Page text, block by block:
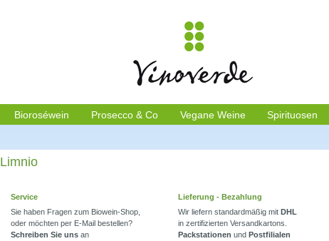
Bioroséwein Prosecco & Co Vegane Weine Spirituosen
Limnio
Service
Sie haben Fragen zum Biowein-Shop,
oder möchten per E-Mail bestellen?
Schreiben Sie uns an
Lieferung - Bezahlung
Wir liefern standardmäßig mit DHL
in zertifizierten Versandkartons.
Packstationen und Postfilialen